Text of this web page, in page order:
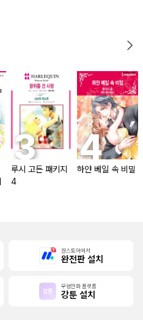
루시 고든 패키지
4
하얀 베일 속 비밀
원스토어에서
완전판 설치
무협만화 플랫폼
강툰 설치